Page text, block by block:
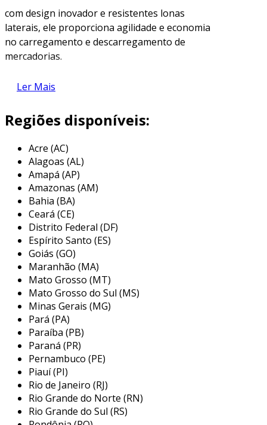
com design inovador e resistentes lonas
laterais, ele proporciona agilidade e economia
no carregamento e descarregamento de
mercadorias.
descubra como o caminhão sider pode otimizar
sua operação e reduzir custos logísticos.
principais características do
caminhão sider
caminhão sider
estrutura modular, que incorpora
lona deslizantes, permitindo acesso ágil às
cargas.
este design inovador minimiza o tempo de
carga e descarga, otimizando a eficiência
logística.
além disso, a resistência dos materiais
utilizados assegura durabilidade e menor
necessidade de manutenção, reduzindo custos
a longo prazo.
com uma capacidade de carga elevada, este
caminhão é ideal para transportadoras que
necessitam de soluções versáteis e confiáveis.
vantagens do caminhão sider
uma das principais vantagens do
Ler Mais
Regiões disponíveis:
Acre (AC)
Alagoas (AL)
Amapá (AP)
Amazonas (AM)
Bahia (BA)
Ceará (CE)
Distrito Federal (DF)
Espírito Santo (ES)
Goiás (GO)
Maranhão (MA)
Mato Grosso (MT)
Mato Grosso do Sul (MS)
Minas Gerais (MG)
Pará (PA)
Paraíba (PB)
Paraná (PR)
Pernambuco (PE)
Piauí (PI)
Rio de Janeiro (RJ)
Rio Grande do Norte (RN)
Rio Grande do Sul (RS)